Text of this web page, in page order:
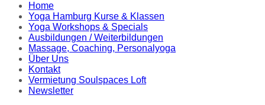
Home
Yoga Hamburg Kurse & Klassen
Yoga Workshops & Specials
Ausbildungen / Weiterbildungen
Massage, Coaching, Personalyoga
Über Uns
Kontakt
Vermietung Soulspaces Loft
Newsletter